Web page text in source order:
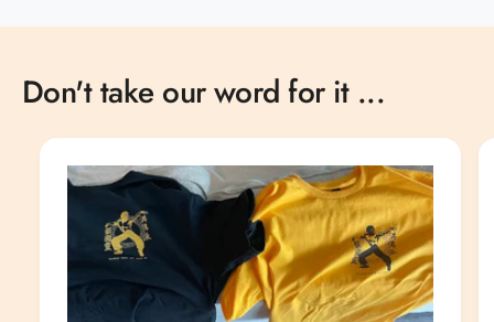
Don't take our word for it ...